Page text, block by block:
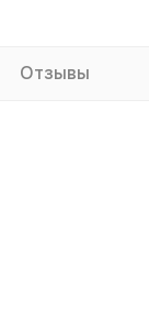
Отзывы